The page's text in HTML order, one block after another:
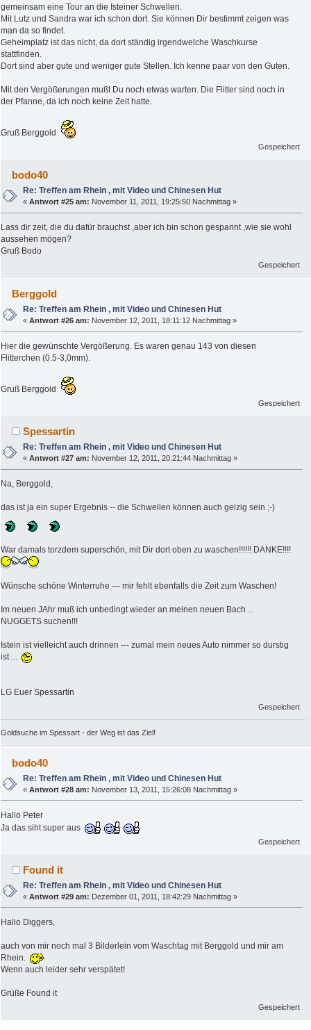
gemeinsam eine Tour an die Isteiner Schwellen.
Mit Lutz und Sandra war ich schon dort. Sie können Dir bestimmt zeigen was
man da so findet.
Geheimplatz ist das nicht, da dort ständig irgendwelche Waschkurse
stattfinden.
Dort sind aber gute und weniger gute Stellen. Ich kenne paar von den Guten.
Mit den Vergößerungen mußt Du noch etwas warten. Die Flitter sind noch in
der Pfanne, da ich noch keine Zeit hatte.
Gruß Berggold
Gespeichert
bodo40
Re: Treffen am Rhein , mit Video und Chinesen Hut
«Antwort #25 am: November 11, 2011, 19:25:50 Nachmittag »
Lass dir zeit, die du dafür brauchst ,aber ich bin schon gespannt ,wie sie wohl
aussehen mögen?
Gruß Bodo
Gespeichert
Berggold
Re: Treffen am Rhein , mit Video und Chinesen Hut
«Antwort #26 am: November 12, 2011, 18:11:12 Nachmittag »
Hier die gewünschte Vergößerung. Es waren genau 143 von diesen
Flitterchen (0.5-3,0mm).
Gruß Berggold
Gespeichert
Spessartin
Re: Treffen am Rhein , mit Video und Chinesen Hut
«Antwort #27 am: November 12, 2011, 20:21:44 Nachmittag »
Na, Berggold,
das ist ja ein super Ergebnis -- die Schwellen können auch geizig sein ;-)
War damals torzdem superschön, mit Dir dort oben zu waschen!!!!!! DANKE!!!!
Wünsche schöne Winterruhe --- mir fehlt ebenfalls die Zeit zum Waschen!
Im neuen JAhr muß ich unbedingt wieder an meinen neuen Bach ...
NUGGETS suchen!!!
Istein ist vielleicht auch drinnen --- zumal mein neues Auto nimmer so durstig
ist ...
LG Euer Spessartin
Gespeichert
Goldsuche im Spessart - der Weg ist das Ziel!
bodo40
Re: Treffen am Rhein , mit Video und Chinesen Hut
«Antwort #28 am: November 13, 2011, 15:26:08 Nachmittag »
Hallo Peter
Ja das siht super aus
Gespeichert
Found it
Re: Treffen am Rhein , mit Video und Chinesen Hut
«Antwort #29 am: Dezember 01, 2011, 18:42:29 Nachmittag »
Hallo Diggers,
auch von mir noch mal 3 Bilderlein vom Waschtag mit Berggold und mir am
Rhein.
Wenn auch leider sehr verspätet!
Grüße Found it
Gespeichert